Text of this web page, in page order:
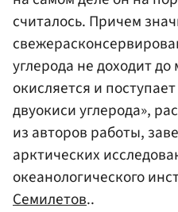
считалось. Причем
углерода не доходит
окисляется и
двуокиси углерода»,
из авторов работы,
арктических
океанологического
Семилетов..